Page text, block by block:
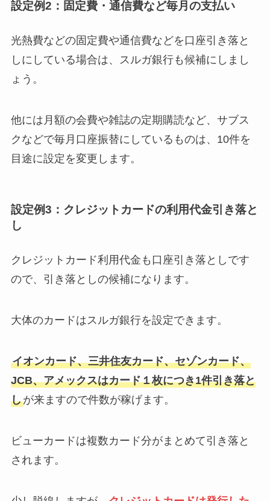
設定例2：固定費・通信費など毎月の支払い
光熱費などの固定費や通信費などを口座引き落と
しにしている場合は、スルガ銀行も候補にしまし
ょう。
他には月額の会費や雑誌の定期購読など、サブス
クなどで毎月口座振替にしているものは、10件を
目途に設定を変更します。
設定例3：クレジットカードの利用代金引き落と
し
クレジットカード利用代金も口座引き落としです
ので、引き落としの候補になります。
大体のカードはスルガ銀行を設定できます。
イオンカード、三井住友カード、セゾンカード、
JCB、アメックスはカード１枚につき1件引き落と
しが来ますので件数が稼げます。
ビューカードは複数カード分がまとめて引き落と
されます。